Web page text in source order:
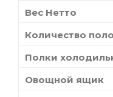
Вес Нетто
Количество
Полки
Овощной ящик